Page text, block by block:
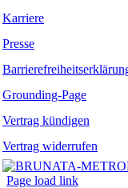
Karriere
Presse
Grounding-Page
Vertrag kündigen
Vertrag widerrufen
Page load link